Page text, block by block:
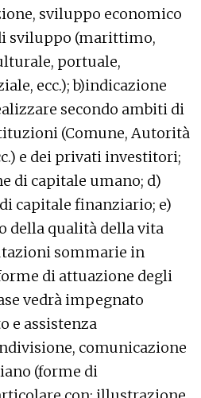
sviluppo economico
sviluppo (marittimo,
portuale,
ecc.); b)indicazione
secondo ambiti di
(Comune, Autorità
e dei privati investitori;
di capitale umano; d)
capitale finanziario; e)
della qualità della vita
sommarie in
di attuazione degli
vedrà impegnato
e assistenza
comunicazione
(forme di